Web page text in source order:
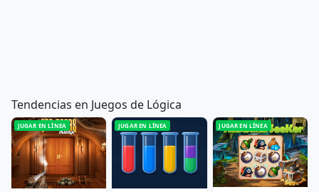
Tendencias en Juegos de Lógica
JUGAR EN LÍNEA JUGAR EN LÍNEA JUGAR EN LÍNEA